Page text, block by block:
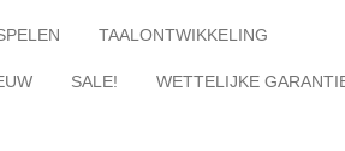
TAALONTWIKKELING
SALE! WETTELIJKE